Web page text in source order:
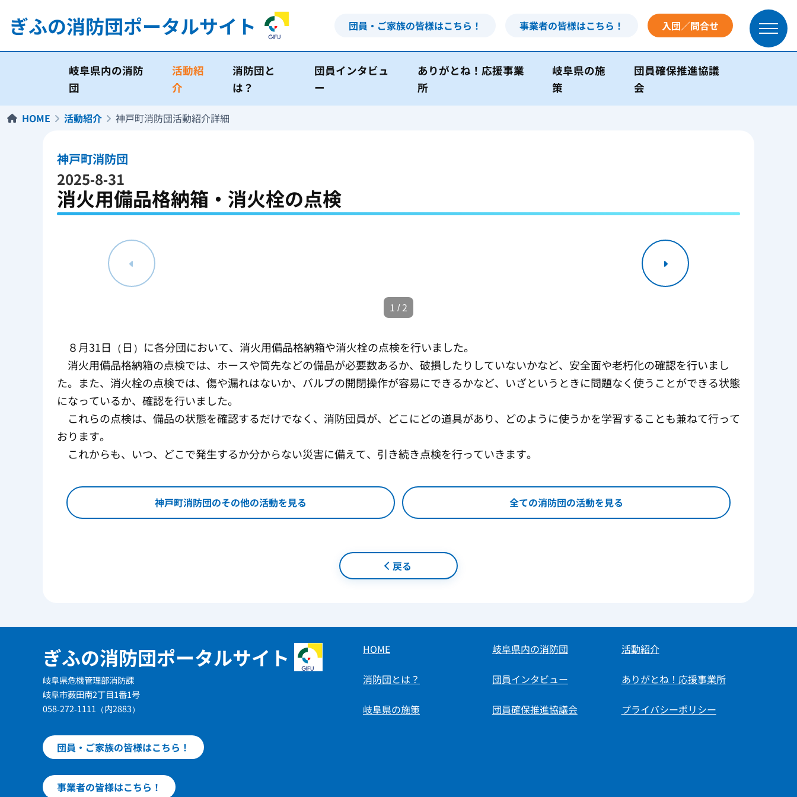
ぎふの消防団ポータルサイト 団員・ご家族の皆様はこちら！ 事業者の皆様はこちら！ 入団／問合せ
岐阜県内の消防
団
活動紹
介
消防団と
は？
団員インタビュ
ー
ありがとね！応援事業
所
岐阜県の施
策
団員確保推進協議
会
HOME 活動紹介 神戸町消防団活動紹介詳細
神戸町消防団
2025-8-31
消火用備品格納箱・消火栓の点検
1 /2
８月31日（日）に各分団において、消火用備品格納箱や消火栓の点検を行いました。
消火用備品格納箱の点検では、ホースや筒先などの備品が必要数あるか、破損したりしていないかなど、安全面や老朽化の確認を行いまし
た。また、消火栓の点検では、傷や漏れはないか、バルブの開閉操作が容易にできるかなど、いざというときに問題なく使うことができる状態
になっているか、確認を行いました。
これらの点検は、備品の状態を確認するだけでなく、消防団員が、どこにどの道具があり、どのように使うかを学習することも兼ねて行って
おります。
これからも、いつ、どこで発生するか分からない災害に備えて、引き続き点検を行っていきます。
神戸町消防団のその他の活動を見る 全ての消防団の活動を見る
戻る
ぎふの消防団ポータルサイト
岐阜県危機管理部消防課
岐阜市薮田南2丁目1番1号
058-272-1111（内2883）
団員・ご家族の皆様はこちら！
事業者の皆様はこちら！
HOME 岐阜県内の消防団 活動紹介
消防団とは？ 団員インタビュー ありがとね！応援事業所
岐阜県の施策 団員確保推進協議会 プライバシーポリシー